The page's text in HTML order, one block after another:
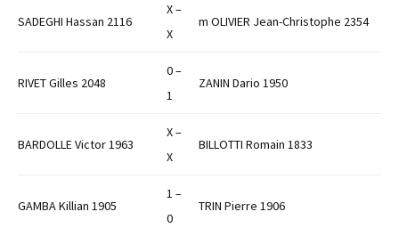
SADEGHI Hassan 2116
X –
X
m OLIVIER Jean-Christophe 2354
RIVET Gilles 2048
0 –
1
ZANIN Dario 1950
BARDOLLE Victor 1963
X –
X
BILLOTTI Romain 1833
GAMBA Killian 1905
1 –
0
TRIN Pierre 1906